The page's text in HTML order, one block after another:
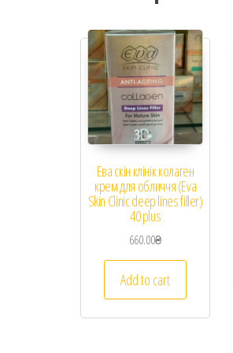
Ева скін клінік колаген
крем для обличчя (Eva
Skin Clinic deep lines filler)
40 plus
660.00₴
Add to cart